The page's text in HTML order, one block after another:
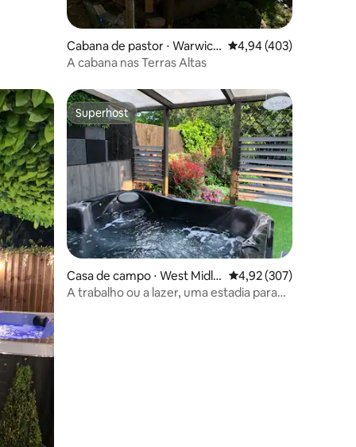
Cabana de pastor ⋅ Warwick
shire
4,94 de uma avaliação
4,94 (403)
A cabana nas Terras Altas
hóspedes Superhost
Superhost
Casa de campo ⋅ West Midla
nds
4,92 de uma avaliação
4,92 (307)
A trabalho ou a lazer, uma estadia para